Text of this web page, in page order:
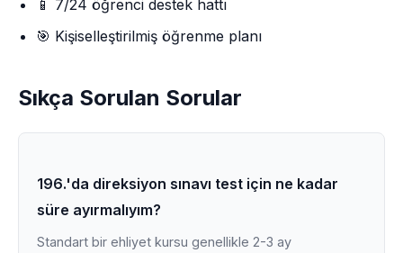
📱 7/24 öğrenci destek hattı
🎯 Kişiselleştirilmiş öğrenme planı
Sıkça Sorulan Sorular
196.'da direksiyon sınavı test için ne kadar
süre ayırmalıyım?
Standart bir ehliyet kursu genellikle 2-3 ay